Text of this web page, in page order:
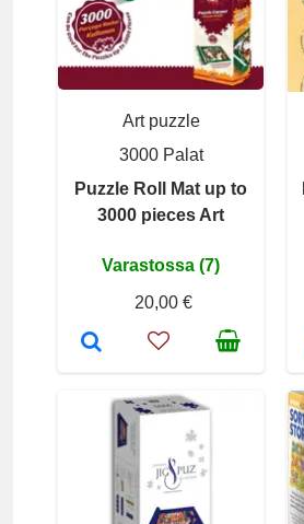
Art puzzle
3000 Palat
Puzzle Roll Mat up to
3000 pieces Art
Varastossa (7)
20,00 €